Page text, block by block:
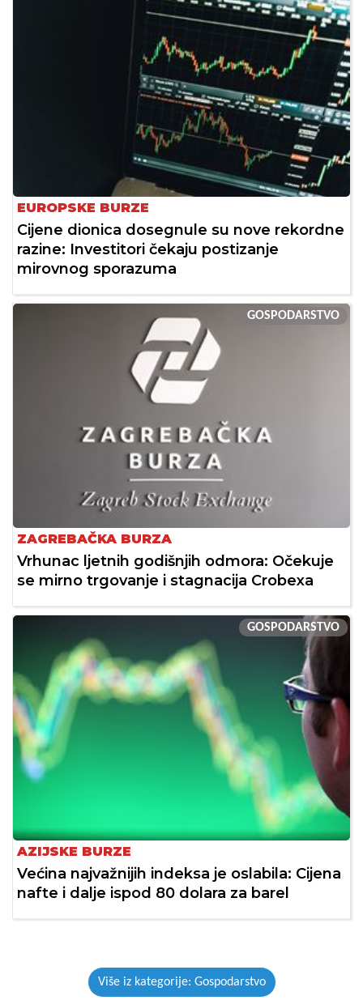
EUROPSKE BURZE
Cijene dionica dosegnule su nove rekordne
razine: Investitori čekaju postizanje
mirovnog sporazuma
GOSPODARSTVO
ZAGREBAČKA BURZA
Vrhunac ljetnih godišnjih odmora: Očekuje
se mirno trgovanje i stagnacija Crobexa
GOSPODARSTVO
AZIJSKE BURZE
Većina najvažnijih indeksa je oslabila: Cijena
nafte i dalje ispod 80 dolara za barel
Više iz kategorije: Gospodarstvo